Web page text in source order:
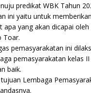
predikat WBK Tahun
ini yaitu untuk
yang akan dicapai
Toar.
pemasyarakatan ini
pemasyarakatan kelas
baik.
Lembaga